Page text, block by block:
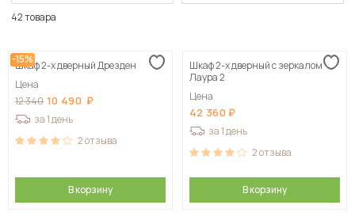
Сначала дорогие
42 товара
-15%
Шкаф 2-х дверный Дрезден
Цена
12 340 10 490
за 1 день
2отзыва
В корзину
Шкаф 2-х дверный с зеркалом
Лаура 2
Цена
42 360
за 1 день
2отзыва
В корзину